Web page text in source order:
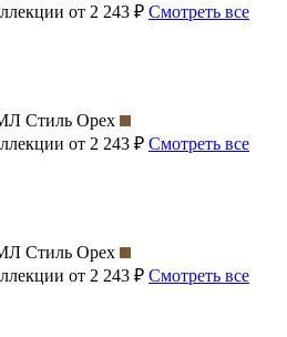
от 2 243 ₽ Смотреть все
Стиль Орех
от 2 243 ₽ Смотреть все
Стиль Орех
от 2 243 ₽ Смотреть все